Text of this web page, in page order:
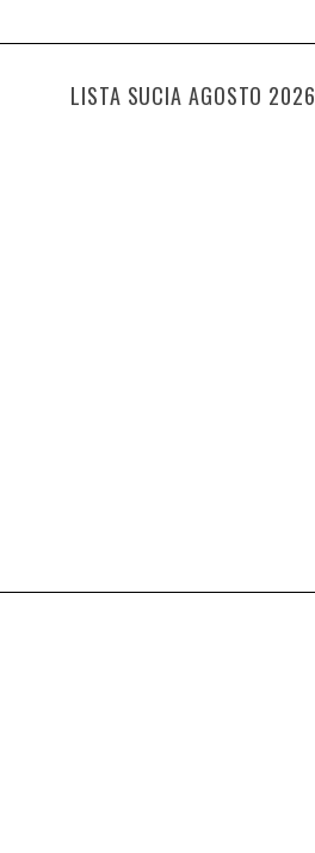
LISTA SUCIA AGOSTO 2026